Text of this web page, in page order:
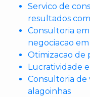
Servico de
resultados
Consultoria
negociacao
Otimizacao de
Lucratividade
Consultoria de
alagoinhas